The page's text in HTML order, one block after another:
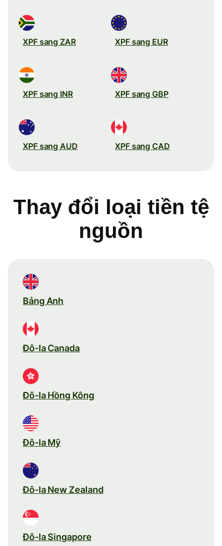
XPF sang ZAR XPF sang EUR
XPF sang INR XPF sang GBP
XPF sang AUD XPF sang CAD
Thay đổi loại tiền tệ
nguồn
Bảng Anh
Đô-la Canada
Đô-la Hồng Kông
Đô-la Mỹ
Đô-la New Zealand
Đô-la Singapore